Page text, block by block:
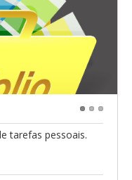
tarefas pessoais.